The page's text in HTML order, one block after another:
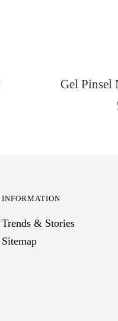
Gel Pinsel
INFORMATION
Trends & Stories
Sitemap